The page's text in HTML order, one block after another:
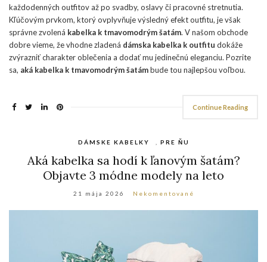
každodenných outfitov až po svadby, oslavy či pracovné stretnutia.
Kľúčovým prvkom, ktorý ovplyvňuje výsledný efekt outfitu, je však
správne zvolená kabelka k tmavomodrým šatám. V našom obchode
dobre vieme, že vhodne zladená dámska kabelka k outfitu dokáže
zvýrazniť charakter oblečenia a dodať mu jedinečnú eleganciu. Pozrite
sa, aká kabelka k tmavomodrým šatámbude tou najlepšou voľbou.
Continue Reading
DÁMSKE KABELKY PRE ŇU
Aká kabelka sa hodí k ľanovým šatám?
Objavte 3 módne modely na leto
21 mája 2026 Nekomentované